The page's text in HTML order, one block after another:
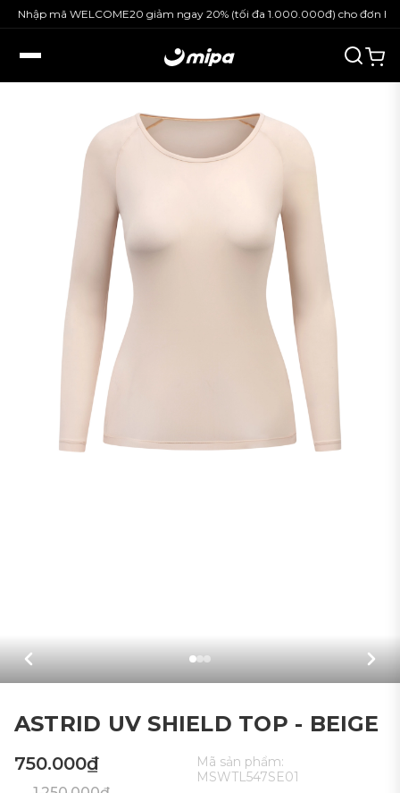
Nhập mã WELCOME20 giảm ngay 20% (tối đa 1.000.000đ) cho đơn
ASTRID UV SHIELD TOP - BEIGE
750.000₫
Mã sản phẩm:
MSWTL547SE01